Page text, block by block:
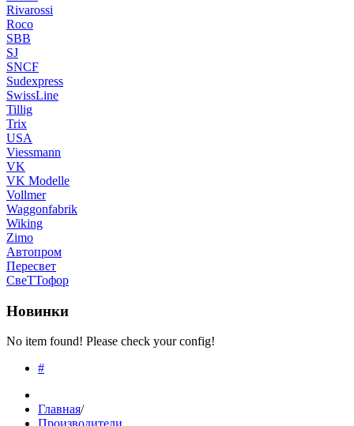
Rivarossi
Roco
SBB
SJ
SNCF
Sudexpress
SwissLine
Tillig
Trix
USA
Viessmann
VK
VK Modelle
Vollmer
Waggonfabrik
Wiking
Zimo
Автопром
Пересвет
СвеТТофор
Новинки
No item found! Please check your config!
#
Главная/